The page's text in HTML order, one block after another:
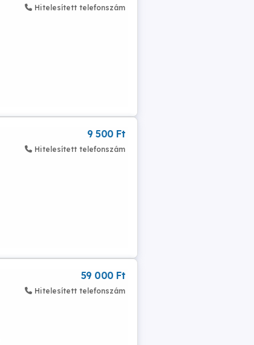
Hitelesített telefonszám
9 500 Ft
Hitelesített telefonszám
59 000 Ft
Hitelesített telefonszám